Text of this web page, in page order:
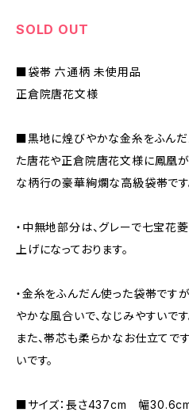
SOLD OUT
■袋帯 六通柄 未使用品
正倉院唐花文様
■黒地に煌びやかな金糸をふんだ
た唐花や正倉院唐花文様に鳳凰
な柄行の豪華絢爛な高級袋帯です
・中無地部分は、グレーで七宝花
上げになっております。
・金糸をふんだん使った袋帯ですが
やかな風合いで、なじみやすいです
また、帯芯も柔らかなお仕立てで
いです。
■サイズ：長さ437cm 幅